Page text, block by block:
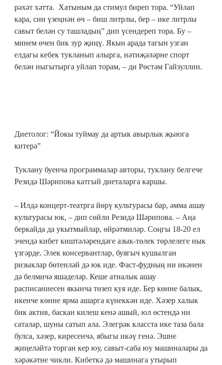
рәхәт хәтта. Хатыным да стимул биреп тора. “Уйлап
кара, син үзеңнән өч – биш литрлы, бер – ике литрлы
савыт белән су ташладың” дип үсендереп тора. Бу –
минем өчен бик зур җиңү. Якын арада тагын узган
елдагы кебек тукланып алырга, нәтиҗәләрне спорт
белән ныгытырга уйлап торам, – ди Рөстәм Гайзуллин.
Диетолог: “Йокы туймау да артык авырлык җыюга
китерә”
Туклану буенча программалар авторы, туклану белгече
Резидә Шәрипова катгый диеталарга каршы.
– Илдә концерт-театрга йөрү культурасы бар, әмма ашау
культурасы юк, – дип сөйли Резидә Шәрипова. – Аңа
беркайда да укытмыйлар, өйрәтмиләр. Соңгы 18-20 ел
эчендә кибет киштәләрендәге азык-төлек төрлелеге нык
үзгәрде. Элек консервантлар, буягыч кушылган
ризыклар бөтенләй дә юк иде. Фаст-фудның ни икәнен
дә белмичә яшәделәр. Кеше атналык ашау
расписаниесен якынча төзеп куя иде. Бер көнне балык,
икенче көнне ярма ашарга күнеккән иде. Хәзер халык
бик актив, баскан килеш кенә ашый, юл өстендә ни
саталар, шуны сатып ала. Элегрәк класста ике таза бала
булса, хәзер, киресенчә, ябыгы икәү генә. Эшне
җиңеләйтә торган кер юу, савыт-саба юу машиналары да
хәрәкәтне чикли. Кибеткә дә машинага утырып